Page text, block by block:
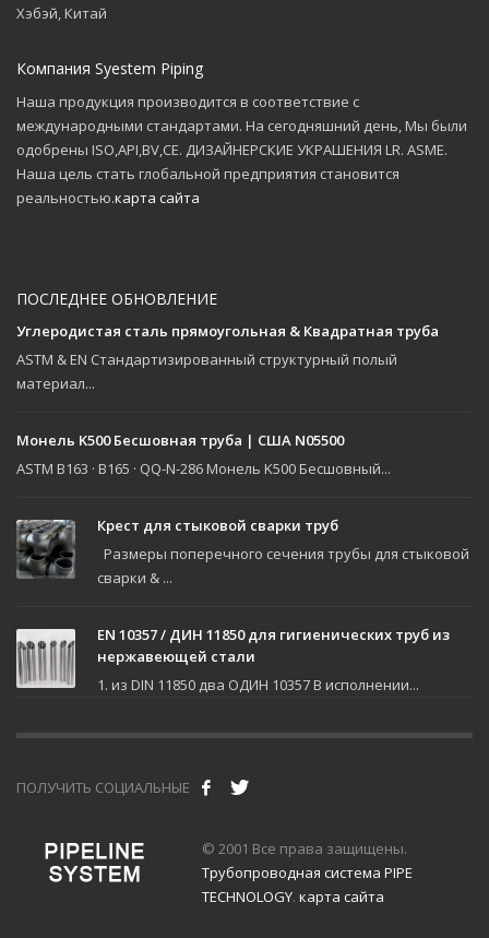
Хэбэй, Китай
Компания Syestem Piping
Наша продукция производится в соответствие с
международными стандартами. На сегодняшний день, Мы были
одобрены ISO,API,BV,CE. ДИЗАЙНЕРСКИЕ УКРАШЕНИЯ LR. ASME.
Наша цель стать глобальной предприятия становится
реальностью.карта сайта
ПОСЛЕДНЕЕ ОБНОВЛЕНИЕ
Углеродистая сталь прямоугольная & Квадратная труба
ASTM & EN Стандартизированный структурный полый
материал...
Монель K500 Бесшовная труба | США N05500
ASTM B163 · B165 · QQ-N-286 Монель K500 Бесшовный...
Крест для стыковой сварки труб
Размеры поперечного сечения трубы для стыковой
сварки & ...
EN 10357 / ДИН 11850 для гигиенических труб из
нержавеющей стали
1. из DIN 11850 два ОДИН 10357 В исполнении...
ПОЛУЧИТЬ СОЦИАЛЬНЫЕ
© 2001 Все права защищены.
Трубопроводная система PIPE
TECHNOLOGY. карта сайта